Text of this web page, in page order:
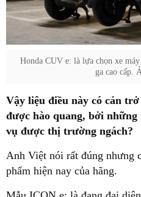
Honda CUV e: là lựa chọn xe
ga cao cấp.
Vậy liệu điều này có cản
được hào quang, bởi
vụ được thị trường ngách?
Anh Việt nói rất đúng nhưng
phẩm hiện nay của hãng.